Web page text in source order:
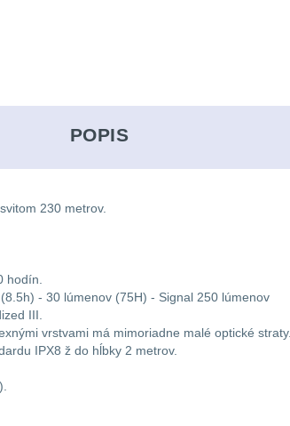
POPIS
230 metrov.
hodín.
- 30 lúmenov (75H) - Signal 250 lúmenov
III.
vrstvami má mimoriadne malé optické straty.
IPX8 ž do hĺbky 2 metrov.